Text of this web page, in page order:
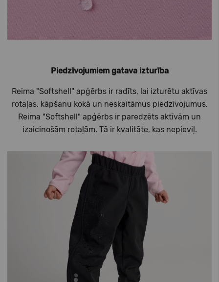
Piedzīvojumiem gatava izturība
Reima "Softshell" apģērbs ir radīts, lai izturētu aktīvas
rotaļas, kāpšanu kokā un neskaitāmus piedzīvojumus,
Reima "Softshell" apģērbs ir paredzēts aktīvām un
izaicinošām rotaļām. Tā ir kvalitāte, kas nepieviļ.